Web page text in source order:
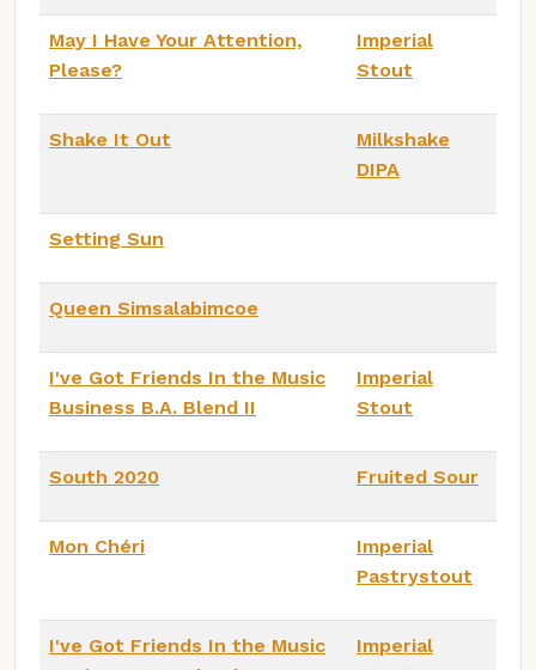
May I Have Your Attention,
Please?
Imperial
Stout
Shake It Out
Milkshake
DIPA
Setting Sun
Queen Simsalabimcoe
I've Got Friends In the Music
Business B.A. Blend II
Imperial
Stout
South 2020 Fruited Sour
Mon Chéri
Imperial
Pastrystout
I've Got Friends In the Music
Imperial